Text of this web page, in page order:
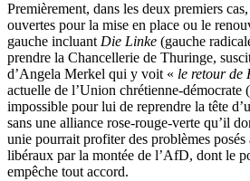
Premièrement, dans les deux premiers
ouvertes pour la mise en place ou le
gauche incluant Die Linke (gauche
prendre la Chancellerie de Thuringe,
d’Angela Merkel qui y voit « le retour de
actuelle de l’Union chrétienne-
impossible pour lui de reprendre la tête
sans une alliance rose-rouge-verte qu’il
unie pourrait profiter des problèmes
libéraux par la montée de l’AfD, dont le
empêche tout accord.